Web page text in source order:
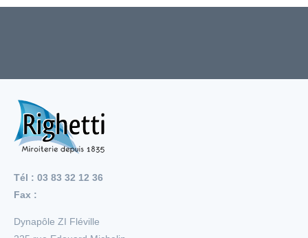
Tél : 03 83 32 12 36
Fax :
Dynapôle ZI Fléville